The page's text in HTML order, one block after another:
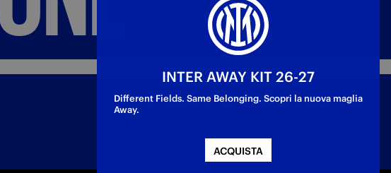
INTER AWAY KIT 26-27
Different Fields. Same Belonging. Scopri la nuova maglia
Away.
ACQUISTA